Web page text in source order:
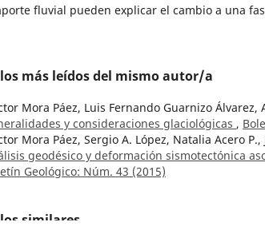
fluvial pueden explicar el cambio a una
más leídos del mismo autor/a
Mora Páez, Luis Fernando Guarnizo Álvarez,
y consideraciones glaciológicas ,
Mora Páez, Sergio A. López, Natalia Acero
geodésico y deformación sismotectónica
Geológico: Núm. 43 (2015)
similares